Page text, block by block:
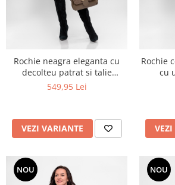
Rochie neagra eleganta cu
decolteu patrat si talie
accentuata
549,95 Lei
VEZI VARIANTE
Rochie
cu
NOU NOU